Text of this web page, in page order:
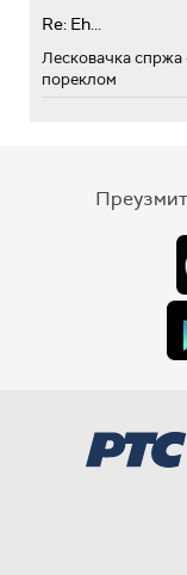
Re: Eh...
Лесковачка спржа
пореклом